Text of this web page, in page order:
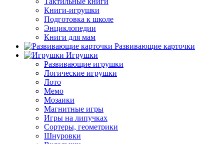
Книги-игрушки
Подготовка к школе
Энциклопедии
Книги для мам
Развивающие карточки
Игрушки
Развивающие игрушки
Логические игрушки
Лото
Мемо
Мозаики
Магнитные игры
Игры на липучках
Сортеры, геометрики
Шнуровки